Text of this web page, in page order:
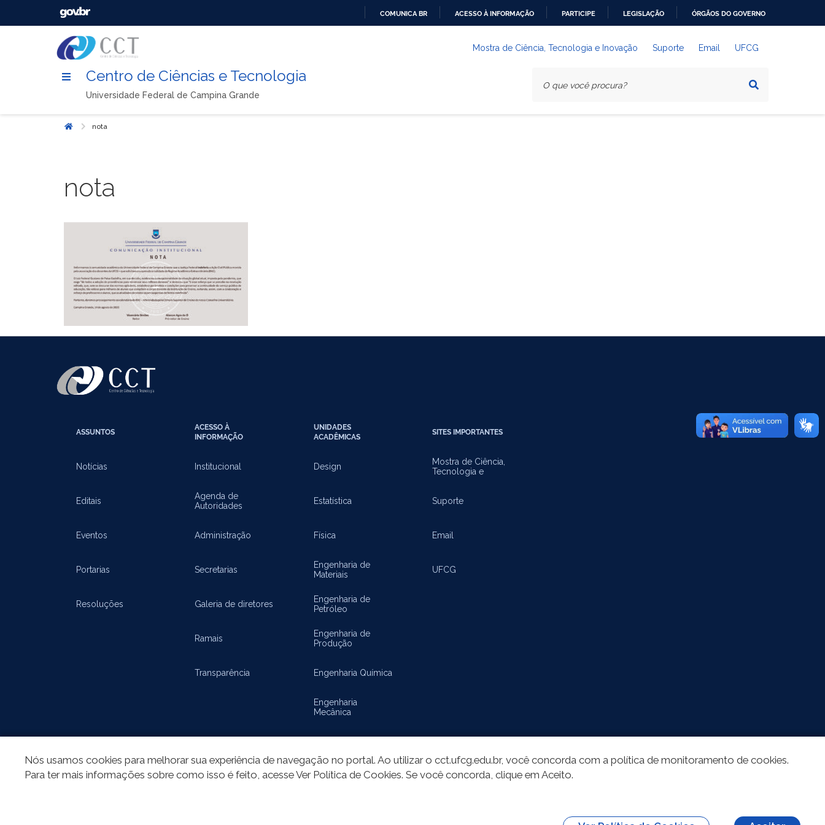
COMUNICA BR ACESSO À INFORMAÇÃO PARTICIPE LEGISLAÇÃO ÓRGÃOS DO GOVERNO
Mostra de Ciência, Tecnologia e Inovação Suporte Email UFCG
Centro de Ciências e Tecnologia
Universidade Federal de Campina Grande
Início nota
nota
ASSUNTOS
Notícias
Editais
Eventos
Portarias
Resoluções
ACESSO À
INFORMAÇÃO
Institucional
Agenda de
Autoridades
Administração
Secretarias
Galeria de diretores
Ramais
Transparência
UNIDADES
ACADÊMICAS
Design
Estatística
Física
Engenharia de
Materiais
Engenharia de
Petróleo
Engenharia de
Produção
Engenharia Química
Engenharia
Mecânica
SITES IMPORTANTES
Mostra de Ciência,
Tecnologia e
Suporte
Email
UFCG
Nós usamos cookies para melhorar sua experiência de navegação no portal. Ao utilizar o cct.ufcg.edu.br, você concorda com a política de monitoramento de cookies.
Para ter mais informações sobre como isso é feito, acesse Ver Política de Cookies. Se você concorda, clique em Aceito.